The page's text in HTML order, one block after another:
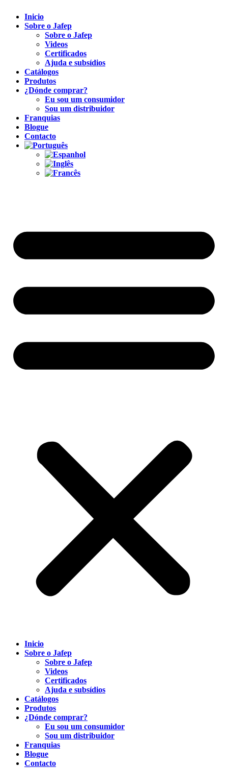
Inicio
Sobre o Jafep
Sobre o Jafep
Videos
Certificados
Ajuda e subsídios
Catálogos
Produtos
¿Dónde comprar?
Eu sou um consumidor
Sou um distribuidor
Franquias
Blogue
Contacto
Inicio
Sobre o Jafep
Sobre o Jafep
Videos
Certificados
Ajuda e subsídios
Catálogos
Produtos
¿Dónde comprar?
Eu sou um consumidor
Sou um distribuidor
Franquias
Blogue
Contacto